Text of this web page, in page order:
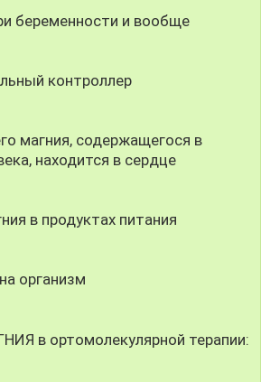
беременности и вообще
контроллер
магния, содержащегося в
находится в сердце
в продуктах питания
организм
в ортомолекулярной терапии: